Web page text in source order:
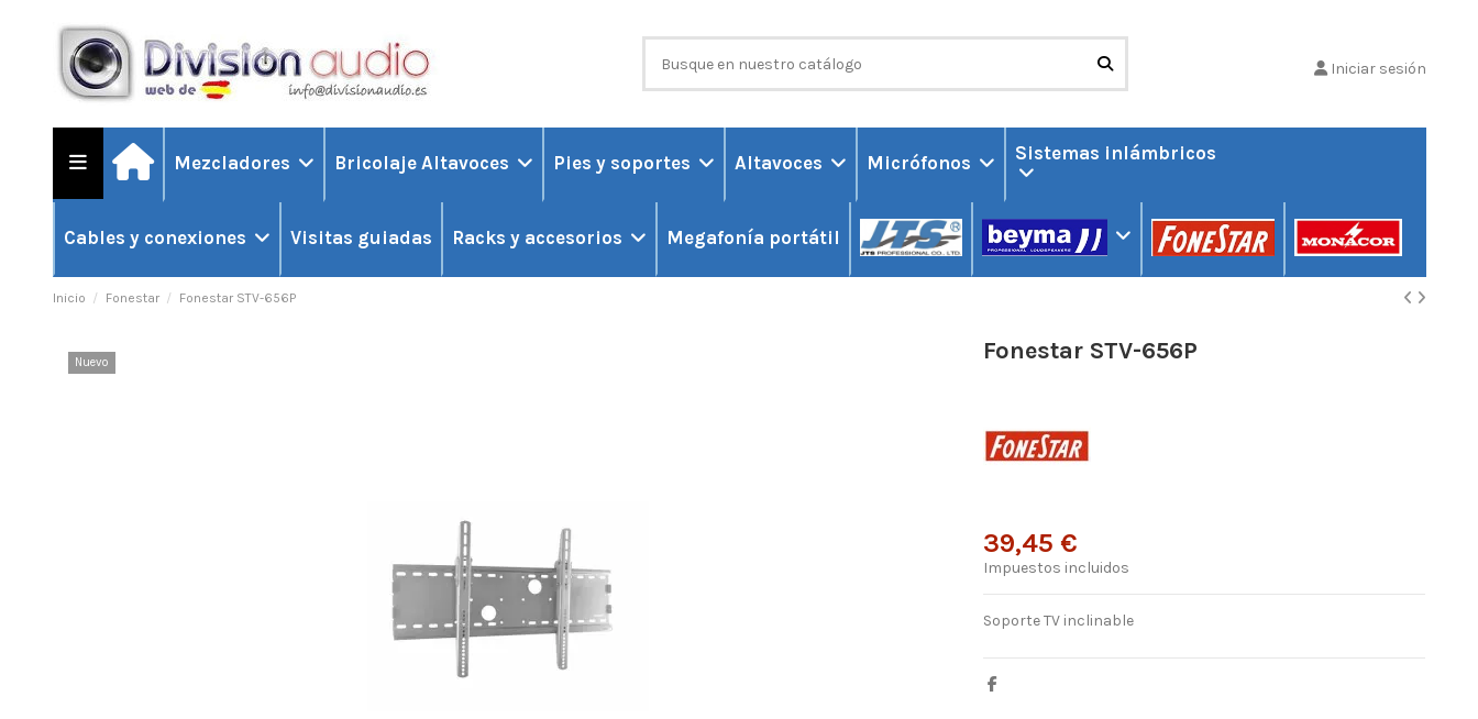
Iniciar sesión
Mezcladores Bricolaje Altavoces Pies y soportes Altavoces Micrófonos Sistemas inlámbricos
Cables y conexiones Visitas guiadas Racks y accesorios Megafonía portátil
Inicio Fonestar Fonestar STV-656P
Nuevo Fonestar STV-656P
39,45 €
Impuestos incluidos
Soporte TV inclinable